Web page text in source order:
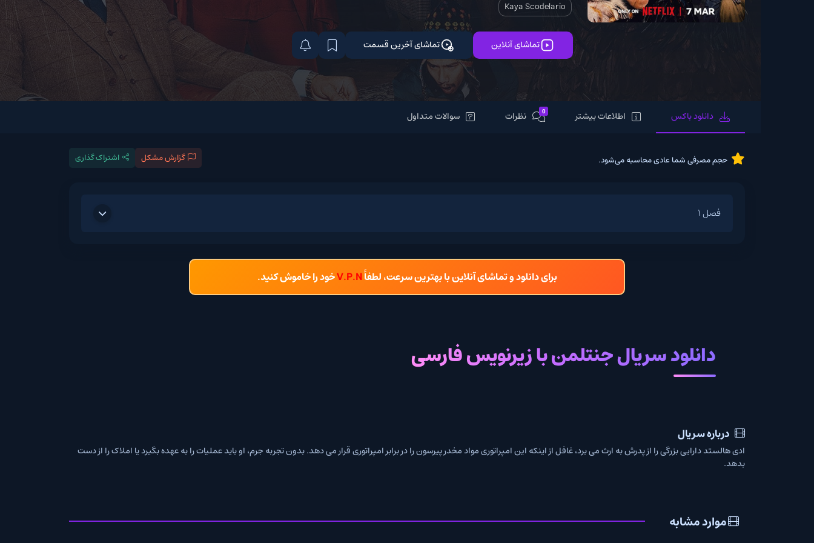
Kaya Scodelario
تماشای آنلاین تماشای آخرین قسمت
دانلود باکس اطلاعات بیشتر نظرات سوالات متداول
حجم مصرفی شما عادی محاسبه می‌شود. گزارش مشکل اشتراک گذاری
برای دانلود و تماشای آنلاین با بهترین سرعت، لطفاًV.P.Nخود را خاموش کنید.
دانلود سریال جنتلمن با زیرنویس فارسی
درباره سریال
ادی هالستد دارایی بزرگی را از پدرش به ارث می برد، غافل از اینکه این امپراتوری مواد مخدر پیرسون را در برابر امپراتوری قرار می دهد. بدون تجربه جرم، او باید عملیات را به عهده بگیرد یا املاک را از دست
موارد مشابه